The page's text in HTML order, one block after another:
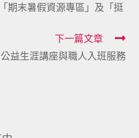
期末暑假資源專區」及「挺
下一篇文章
益生涯講座與職人入班服務